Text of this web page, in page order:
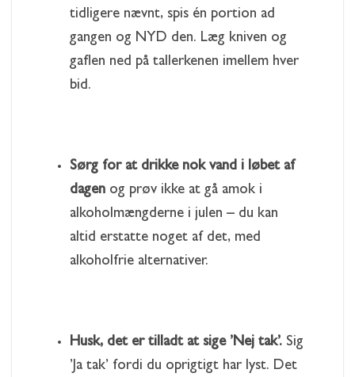
tidligere nævnt, spis én portion ad
gangen og NYD den. Læg kniven og
gaflen ned på tallerkenen imellem hver
bid.
Sørg for at drikke nok vand i løbet af
dagenog prøv ikke at gå amok i
alkoholmængderne i julen – du kan
altid erstatte noget af det, med
alkoholfrie alternativer.
Husk, det er tilladt at sige ’Nej tak’.Sig
’Ja tak’ fordi du oprigtigt har lyst. Det